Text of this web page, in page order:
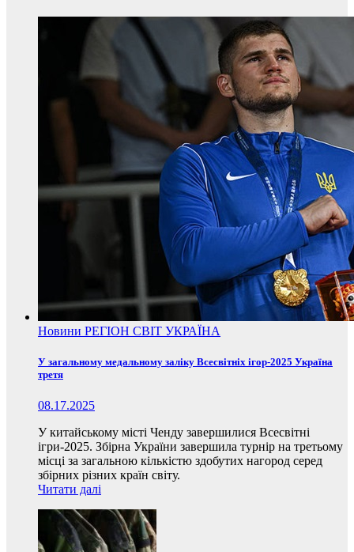
Новини РЕГІОН СВІТ УКРАЇНА
У загальному медальному заліку Всесвітніх ігор-2025 Україна
третя
08.17.2025
У китайському місті Ченду завершилися Всесвітні
ігри-2025. Збірна України завершила турнір на третьому
місці за загальною кількістю здобутих нагород серед
збірних різних країн світу.
Читати далі